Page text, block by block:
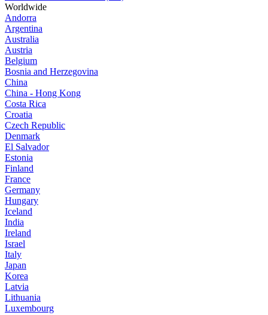
Worldwide
Andorra
Argentina
Australia
Austria
Belgium
Bosnia and Herzegovina
China
China - Hong Kong
Costa Rica
Croatia
Czech Republic
Denmark
El Salvador
Estonia
Finland
France
Germany
Hungary
Iceland
India
Ireland
Israel
Italy
Japan
Korea
Latvia
Lithuania
Luxembourg